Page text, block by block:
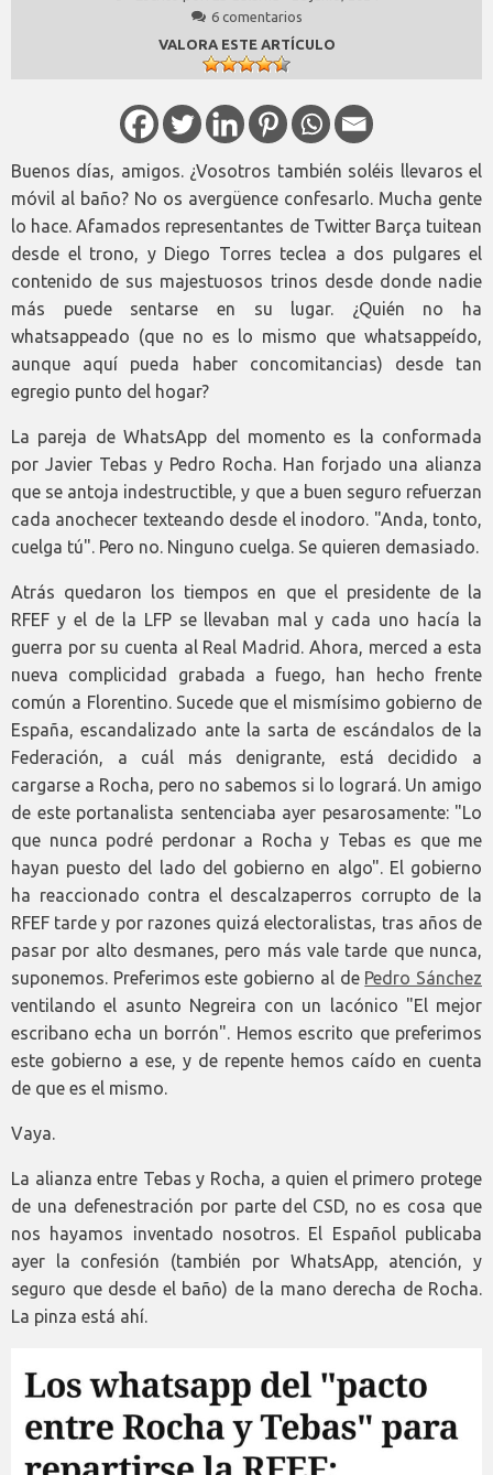
6 comentarios
VALORA ESTE ARTÍCULO
Buenos días, amigos. ¿Vosotros también soléis llevaros el
móvil al baño? No os avergüence confesarlo. Mucha gente
lo hace. Afamados representantes de Twitter Barça tuitean
desde el trono, y Diego Torres teclea a dos pulgares el
contenido de sus majestuosos trinos desde donde nadie
más puede sentarse en su lugar. ¿Quién no ha
whatsappeado (que no es lo mismo que whatsappeído,
aunque aquí pueda haber concomitancias) desde tan
egregio punto del hogar?
La pareja de WhatsApp del momento es la conformada
por Javier Tebas y Pedro Rocha. Han forjado una alianza
que se antoja indestructible, y que a buen seguro refuerzan
cada anochecer texteando desde el inodoro. "Anda, tonto,
cuelga tú". Pero no. Ninguno cuelga. Se quieren demasiado.
Atrás quedaron los tiempos en que el presidente de la
RFEF y el de la LFP se llevaban mal y cada uno hacía la
guerra por su cuenta al Real Madrid. Ahora, merced a esta
nueva complicidad grabada a fuego, han hecho frente
común a Florentino. Sucede que el mismísimo gobierno de
España, escandalizado ante la sarta de escándalos de la
Federación, a cuál más denigrante, está decidido a
cargarse a Rocha, pero no sabemos si lo logrará. Un amigo
de este portanalista sentenciaba ayer pesarosamente: "Lo
que nunca podré perdonar a Rocha y Tebas es que me
hayan puesto del lado del gobierno en algo". El gobierno
ha reaccionado contra el descalzaperros corrupto de la
RFEF tarde y por razones quizá electoralistas, tras años de
pasar por alto desmanes, pero más vale tarde que nunca,
suponemos. Preferimos este gobierno al de Pedro Sánchez
ventilando el asunto Negreira con un lacónico "El mejor
escribano echa un borrón". Hemos escrito que preferimos
este gobierno a ese, y de repente hemos caído en cuenta
de que es el mismo.
Vaya.
La alianza entre Tebas y Rocha, a quien el primero protege
de una defenestración por parte del CSD, no es cosa que
nos hayamos inventado nosotros. El Español publicaba
ayer la confesión (también por WhatsApp, atención, y
seguro que desde el baño) de la mano derecha de Rocha.
La pinza está ahí.